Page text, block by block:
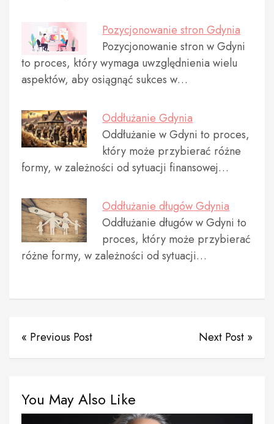
Pozycjonowanie stron Gdynia
Pozycjonowanie stron w Gdyni
to proces, który wymaga uwzględnienia wielu
aspektów, aby osiągnąć sukces w…
Oddłużanie Gdynia
Oddłużanie w Gdyni to proces,
który może przybierać różne
formy, w zależności od sytuacji finansowej…
Oddłużanie długów Gdynia
Oddłużanie długów w Gdyni to
proces, który może przybierać
różne formy, w zależności od sytuacji…
« Previous Post Next Post »
You May Also Like